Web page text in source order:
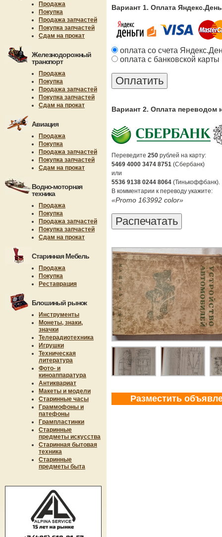
Продажа
Покупка
Продажа запчастей
Покупка запчастей
Сдам на прокат
Железнодорожный
транспорт
Продажа
Покупка
Продажа запчастей
Покупка запчастей
Сдам на прокат
Авиация
Продажа
Покупка
Продажа запчастей
Покупка запчастей
Сдам на прокат
Водно-моторная
техника
Продажа
Покупка
Продажа запчастей
Покупка запчастей
Сдам на прокат
Старинная Мебель
Продажа
Покупка
Реставрация
Блошиный рынок
Инструменты
Монеты, знаки,
значки
Телерадиотехника
Игрушки
Техническая
литература
Фото- и
киноаппаратура
Антиквариат
Макеты и модели
Старинные часы
Граммофоны и
патефоны
Грампластинки
Старинные
предметы искусства
Старинная бытовая
техника
Старинные
предметы быта
Вариант 1. Оплата
оплата со счета
оплата с банковской карты
Вариант 2. Оплата переводом
Переведите 250 рублей на карту:
5469 4000 3474 8751 (Сбербанк)
или
5536 9138 0244 8064 (Тинькоффбанк).
В комментарии к переводу укажите:
«Promo 163992 color»
Разместить